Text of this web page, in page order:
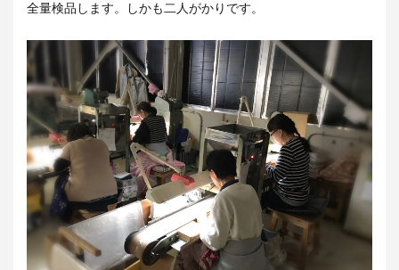
全量検品します。しかも二人がかりです。